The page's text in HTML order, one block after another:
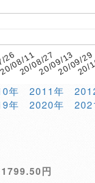
2608/11
20/08/2720/09/1320/09/29
20/
年 2011年
年 2020年
1799.50円